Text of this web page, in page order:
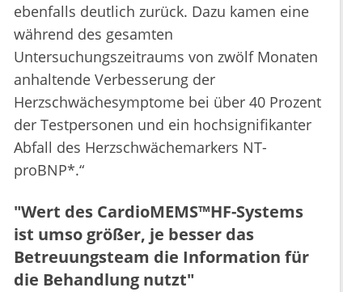
ebenfalls deutlich zurück. Dazu kamen eine
während des gesamten
Untersuchungszeitraums von zwölf Monaten
anhaltende Verbesserung der
Herzschwächesymptome bei über 40 Prozent
der Testpersonen und ein hochsignifikanter
Abfall des Herzschwächemarkers NT-
proBNP*.“
"Wert des CardioMEMS™HF-Systems
ist umso größer, je besser das
Betreuungsteam die Information für
die Behandlung nutzt"